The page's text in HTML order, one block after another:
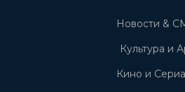
Новости &
Культура и
Кино и